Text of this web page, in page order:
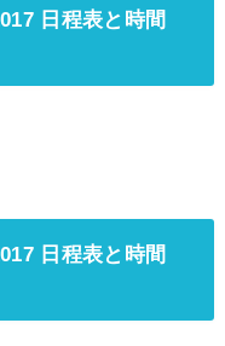
日程表と時間
日程表と時間